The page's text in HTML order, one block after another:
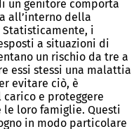
un genitore comporta
all’interno della
Statisticamente, i
a situazioni di
un rischio da tre a
essi stessi una malattia
evitare ciò, è
e proteggere
loro famiglie. Questi
in modo particolare